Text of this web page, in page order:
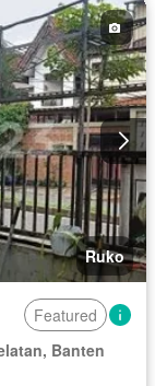
Ruko
Featured
Banten